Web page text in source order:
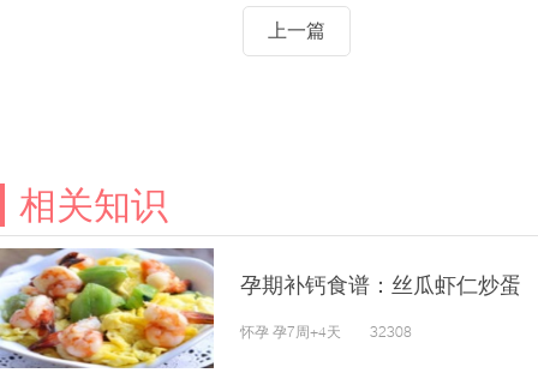
上一篇
相关知识
孕期补钙食谱：丝瓜虾仁炒蛋
怀孕 孕7周+4天 32308